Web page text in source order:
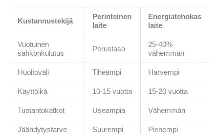
Kustannustekijä
Perinteinen
laite
Energiatehokas
laite
Vuotuinen
sähkönkulutus
Perustaso
25-40%
vähemmän
Huoltoväli Tiheämpi Harvempi
Käyttöikä 10-15 vuotta 15-20 vuotta
Tuotantokatkot Useampia Vähemmän
Jäähdytystarve Suurempi Pienempi